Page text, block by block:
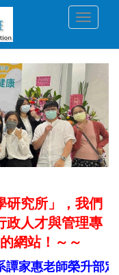
Toggle
研究所」，我們
政人才與管理專
網站！～～
譚家惠老師榮升部定